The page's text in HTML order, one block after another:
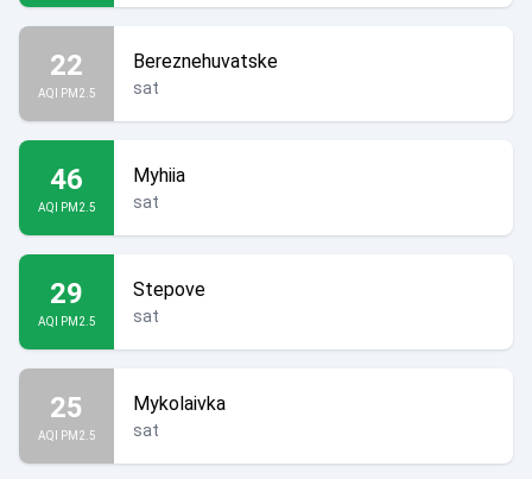
22
AQI PM2.5
Bereznehuvatske
sat
46
AQI PM2.5
Myhiia
sat
29
AQI PM2.5
Stepove
sat
25
AQI PM2.5
Mykolaivka
sat